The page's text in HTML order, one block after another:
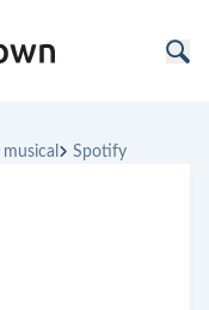
Spotify